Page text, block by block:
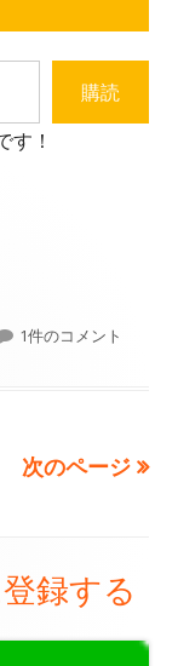
購読
す！
【寝るまえ○行日記】
1件のコメント
次のページ
録する